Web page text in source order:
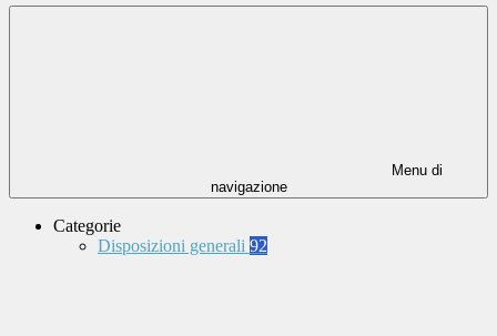
Menu di
navigazione
Categorie
Disposizioni generali 92